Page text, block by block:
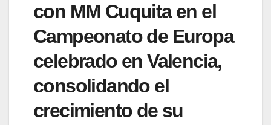
con MM Cuquita en el
Campeonato de Europa
celebrado en Valencia,
consolidando el
crecimiento de su